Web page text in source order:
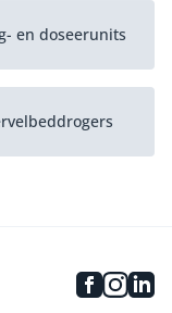
en doseerunits
Rvs-werktafels